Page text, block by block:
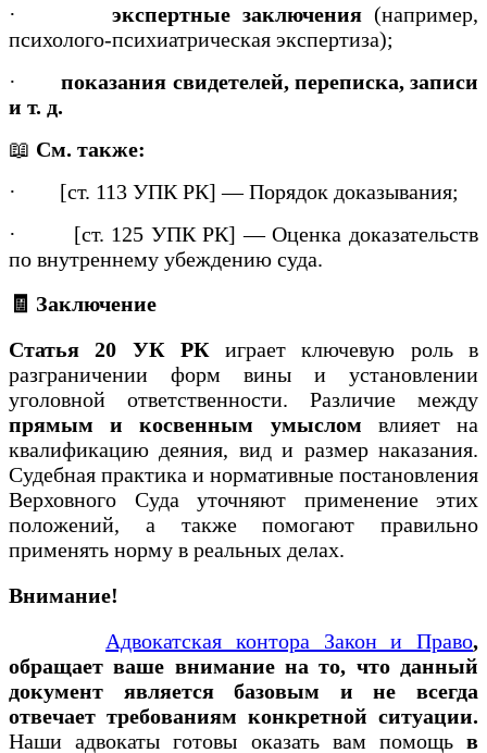
· экспертные заключения (например,
психолого-психиатрическая экспертиза);
·показания свидетелей, переписка, записи
и т. д.
📖 См. также:
· [ст. 113 УПК РК] — Порядок доказывания;
· [ст. 125 УПК РК] — Оценка доказательств
по внутреннему убеждению суда.
🧾 Заключение
Статья 20 УК РК играет ключевую роль в
разграничении форм вины и установлении
уголовной ответственности. Различие между
прямым и косвенным умыслом влияет на
квалификацию деяния, вид и размер наказания.
Судебная практика и нормативные постановления
Верховного Суда уточняют применение этих
положений, а также помогают правильно
применять норму в реальных делах.
Внимание!
Адвокатская контора Закон и Право,
обращает ваше внимание на то, что данный
документ является базовым и не всегда
отвечает требованиям конкретной ситуации.
Наши адвокаты готовы оказать вам помощьв